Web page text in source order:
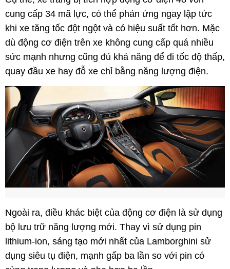
cung cấp 34 mã lực, có thể phản ứng ngay lập tức
khi xe tăng tốc đột ngột và có hiệu suất tốt hơn. Mặc
dù động cơ điện trên xe không cung cấp quá nhiều
sức mạnh nhưng cũng đủ khả năng để đi tốc độ thấp,
quay đầu xe hay đỗ xe chỉ bằng năng lượng điện.
Ngoài ra, điều khác biệt của động cơ điện là sử dụng
bộ lưu trữ năng lượng mới. Thay vì sử dụng pin
lithium-ion, sáng tạo mới nhất của Lamborghini sử
dụng siêu tụ điện, mạnh gấp ba lần so với pin có